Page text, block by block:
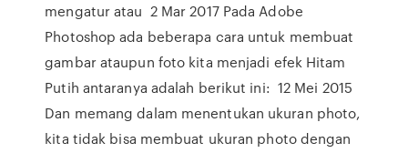
mengatur atau 2 Mar 2017 Pada Adobe
Photoshop ada beberapa cara untuk membuat
gambar ataupun foto kita menjadi efek Hitam
Putih antaranya adalah berikut ini: 12 Mei 2015
Dan memang dalam menentukan ukuran photo,
kita tidak bisa membuat ukuran photo dengan